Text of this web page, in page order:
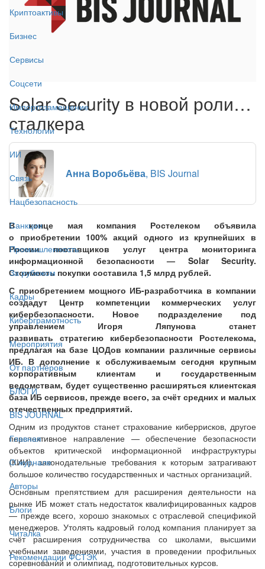
Криптоактивы
Бизнес
Сервисы
Соцсети
Импортозамещение
Технологии
ИИ
Связь
Нацбезопасность
Санкции
Промышленность
За рубежом
Кадры
Киберграмотность
Мероприятия
От партнёров
БЛОГИ
BIS JOURNAL
Главная
О журнале
Авторы
Блоги
Читалка
Рекомендации ФСТЭК
Solar Security в новой роли…
сталкера
Анна Воробьёва, BIS Journal
В конце мая компания Ростелеком объявила
о приобретении 100% акций одного из крупнейших в
России поставщиков услуг центра мониторинга
информационной безопасности — Solar Security.
Стоимость покупки составила 1,5 млрд рублей.
С приобретением мощного ИБ-разработчика в компании
создадут Центр компетенции коммерческих услуг
кибербезопасности. Новое подразделение под
управлением Игоря Ляпунова станет
развивать стратегию кибербезопасности Ростелекома,
предлагая на базе ЦОДов компании различные сервисы
ИБ. В дополнение к обслуживаемым сегодня крупным
корпоративным клиентам и государственным
ведомствам, будет существенно расширяться клиентская
база ИБ сервисов, прежде всего, за счёт средних и малых
отечественных предприятий.
Одним из продуктов станет страхование киберрисков, другое
перспективное направление — обеспечение безопасности
объектов критической информационной инфраструктуры
(КИИ), законодательные требования к которым затрагивают
большое количество государственных и частных организаций.
Основным препятствием для расширения деятельности на
рынке ИБ может стать недостаток квалифицированных кадров
— прежде всего, хорошо знакомых с отраслевой спецификой
менеджеров. Утолять кадровый голод компания планирует за
счёт расширения сотрудничества со школами, высшими
учебными заведениями, участия в проведении профильных
соревнований и олимпиад, подготовительных курсов.